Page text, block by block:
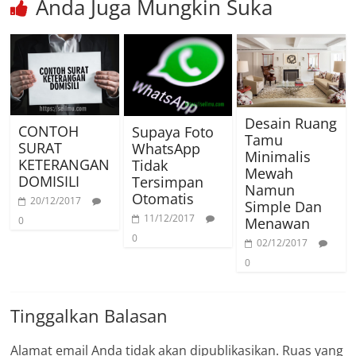
Anda Juga Mungkin Suka
CONTOH
SURAT
KETERANGAN
DOMISILI
20/12/2017
0
Supaya Foto
WhatsApp
Tidak
Tersimpan
Otomatis
11/12/2017
0
Desain Ruang
Tamu
Minimalis
Mewah
Namun
Simple Dan
Menawan
02/12/2017
0
Tinggalkan Balasan
Alamat email Anda tidak akan dipublikasikan. Ruas yang